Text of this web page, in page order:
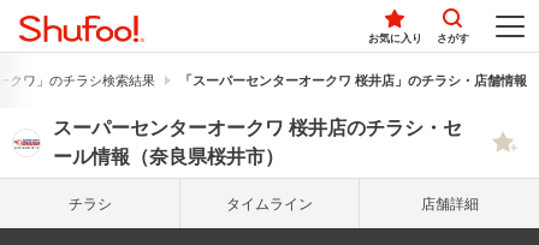
お気に入り さがす
クワ」のチラシ検索結果 「スーパーセンターオークワ 桜井店」のチラシ・店舗情報
スーパーセンターオークワ 桜井店のチラシ・セ
ール情報（奈良県桜井市）
チラシ タイム ライン 店舗詳細